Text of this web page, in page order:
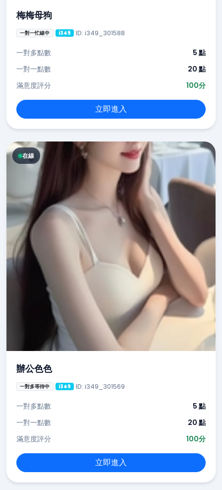
梅梅母狗
一對一忙線中 i349 ID: i349_301588
一對多點數
5 點
一對一點數
20 點
滿意度評分
100分
立即進入
在線
辦公色色
一對多等待中 i349 ID: i349_301569
一對多點數
5 點
一對一點數
20 點
滿意度評分
100分
立即進入